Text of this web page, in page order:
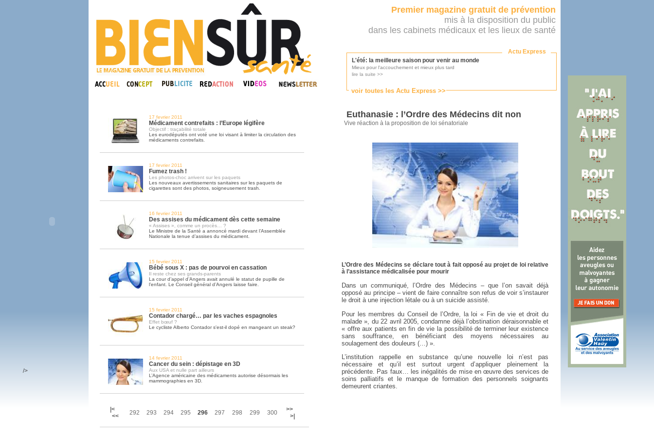
Premier magazine gratuit de prévention
mis à la disposition du public
dans les cabinets médicaux et les lieux de santé
Actu Express
voir toutes les Actu Express >>
L'été: la meilleure saison pour venir au monde
Mieux pour l'accouchement et mieux plus tard
lire la suite >>
Consultés par l'Ordre des médecins, pas par le ministère...
lire la suite >>
Une campagne de pub pour aimer son médecin
La pub au service des praticiens?
lire la suite >>
DMP, l'Arlésienne va devenir réalité
Déploiement prévu au 4ème trimestre 2016
lire la suite >>
Soins palliatifs: 40 millions de plus en 2016
La journée mondiale des soins palliatifs n'a pas été inutile
17 fevrier 2011
Médicament contrefaits : l’Europe légifère
Objectif : traçabilité totale
Les eurodéputés ont voté une loi visant à limiter la circulation des
médicaments contrefaits.
17 fevrier 2011
Fumez trash !
Les photos-choc arrivent sur les paquets
Les nouveaux avertissements sanitaires sur les paquets de
cigarettes sont des photos, soigneusement trash.
16 fevrier 2011
Des assises du médicament dès cette semaine
« Assises », comme un procès… ?
Le Ministre de la Santé a annoncé mardi devant l’Assemblée
Nationale la tenue d’assises du médicament.
15 fevrier 2011
Bébé sous X : pas de pourvoi en cassation
Il reste chez ses grands-parents
La cour d’appel d’Angers avait annulé le statut de pupille de
l’enfant. Le Conseil général d’Angers laisse faire.
15 fevrier 2011
Contador chargé… par les vaches espagnoles
Effet bœuf ?
Le cycliste Alberto Contador s'est-il dopé en mangeant un steak?
14 fevrier 2011
Cancer du sein : dépistage en 3D
Aux USA et nulle part ailleurs
L’Agence américaine des médicaments autorise désormais les
mammographies en 3D.
|<
<<
292 293 294 295 296 297 298 299 300
>>
>|
Euthanasie : l’Ordre des Médecins dit non
Vive réaction à la proposition de loi sénatoriale
L’Ordre des Médecins se déclare tout à fait opposé au projet de loi relative
à l’assistance médicalisée pour mourir
Dans un communiqué, l’Ordre des Médecins – que l’on savait déjà
opposé au principe – vient de faire connaître son refus de voir s’instaurer
le droit à une injection létale ou à un suicide assisté.
Pour les membres du Conseil de l’Ordre, la loi « Fin de vie et droit du
malade », du 22 avril 2005, condamne déjà l’obstination déraisonnable et
« offre aux patients en fin de vie la possibilité de terminer leur existence
sans souffrance, en bénéficiant des moyens nécessaires au
soulagement des douleurs (…) ».
L’institution rappelle en substance qu’une nouvelle loi n’est pas
nécessaire et qu’il est surtout urgent d’appliquer pleinement la
précédente. Pas faux… les inégalités de mise en œuvre des services de
soins palliatifs et le manque de formation des personnels soignants
demeurent criantes.
/>